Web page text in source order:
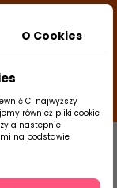
UŻYJ
Paradyż
O Cookies
Ci najwyższy
również pliki cookie
a nastepnie
na podstawie